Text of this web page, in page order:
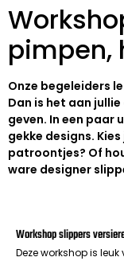
pimpen,
Onze begeleiders
Dan is het aan
geven. In een paar
gekke designs.
patroontjes? Of
ware designer
Workshop slippers
Deze workshop is